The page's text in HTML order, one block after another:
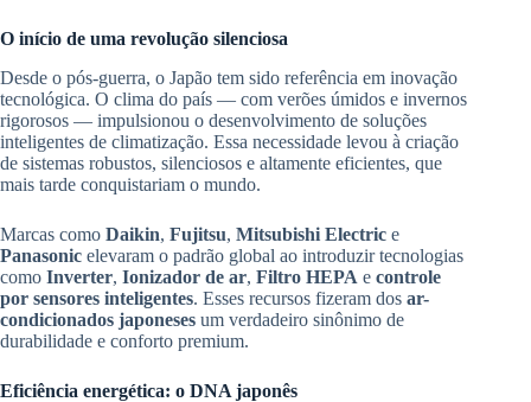
O início de uma revolução silenciosa
Desde o pós-guerra, o Japão tem sido referência em inovação
tecnológica. O clima do país — com verões úmidos e invernos
rigorosos — impulsionou o desenvolvimento de soluções
inteligentes de climatização. Essa necessidade levou à criação
de sistemas robustos, silenciosos e altamente eficientes, que
mais tarde conquistariam o mundo.
Marcas como Daikin, Fujitsu, Mitsubishi Electric e
Panasonic elevaram o padrão global ao introduzir tecnologias
como Inverter, Ionizador de ar, Filtro HEPA e controle
por sensores inteligentes. Esses recursos fizeram dos ar-
condicionados japoneses um verdadeiro sinônimo de
durabilidade e conforto premium.
Eficiência energética: o DNA japonês